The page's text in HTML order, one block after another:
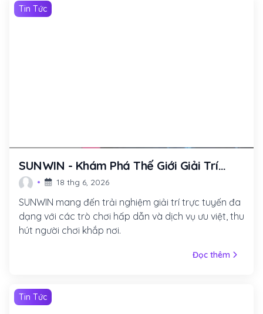
Tin Tức
SUNWIN - Khám Phá Thế Giới Giải Trí
Trực Tuyến Đầy Hấp Dẫn
18 thg 6, 2026
SUNWIN mang đến trải nghiệm giải trí trực tuyến đa
dạng với các trò chơi hấp dẫn và dịch vụ ưu việt, thu
hút người chơi khắp nơi.
Đọc thêm
Tin Tức